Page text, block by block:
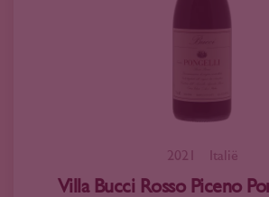
2021 Italië
Villa Bucci Rosso Piceno